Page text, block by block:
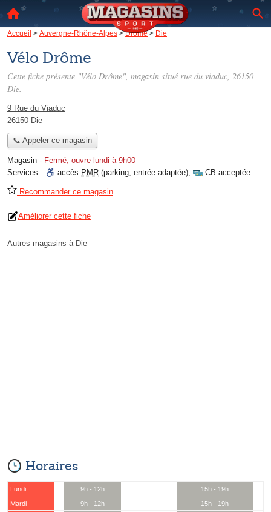
Accueil > Auvergne-Rhône-Alpes >Drôme> Die
Vélo Drôme
Cette fiche présente "Vélo Drôme", magasin situé rue du viaduc, 26150
Die.
9 Rue du Viaduc
26150 Die
📞 Appeler ce magasin
Magasin - Fermé, ouvre lundi à 9h00
Services :
accès PMR (parking, entrée adaptée), CB acceptée
Recommander ce magasin
Améliorer cette fiche
Autres magasins à Die
Horaires
Lundi 9h - 12h
15h - 19h
Mardi
9h - 12h
15h - 19h